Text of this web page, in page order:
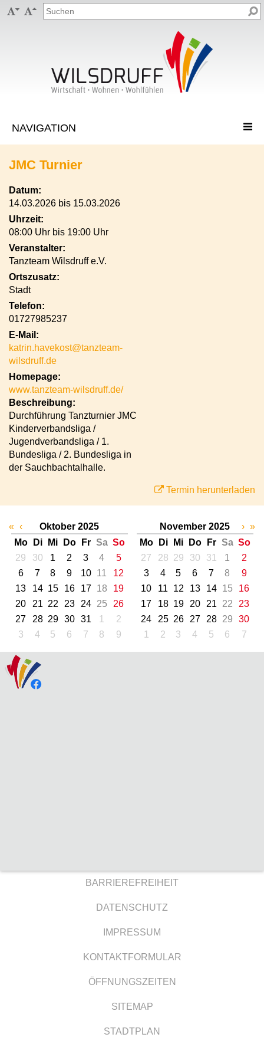
 
JMC Turnier
Datum:
14.03.2026 bis 15.03.2026
Uhrzeit:
08:00 Uhr bis 19:00 Uhr
Veranstalter:
Tanzteam Wilsdruff e.V.
Ortszusatz:
Stadt
Telefon:
01727985237
E-Mail:
katrin.havekost@tanzteam-
wilsdruff.de
Homepage:
www.tanzteam-wilsdruff.de/
Beschreibung:
Durchführung Tanzturnier JMC
Kinderverbandsliga /
Jugendverbandsliga / 1.
Bundesliga / 2. Bundesliga in
der Sauchbachtalhalle.
Termin herunterladen
« ‹
Oktober 2025
Mo
Di Mi Do Fr Sa So
29
30 1 2 3 4
5
6
7 8 9 10 11
12
13
14 15 16 17 18
19
20
21 22 23 24 25
26
27
28 29 30 31 1
2
3
4 5 6 7 8 9
November 2025
Mo
Di Mi Do Fr Sa So
27
28 29 30 31 1
2
3
4 5 6 7 8
9
10
11 12 13 14 15
16
17
18 19 20 21 22
23
24
25 26 27 28 29
30
1
2 3 4 5 6 7
› »
BARRIEREFREIHEIT
DATENSCHUTZ
IMPRESSUM
KONTAKTFORMULAR
ÖFFNUNGSZEITEN
SITEMAP
STADTPLAN